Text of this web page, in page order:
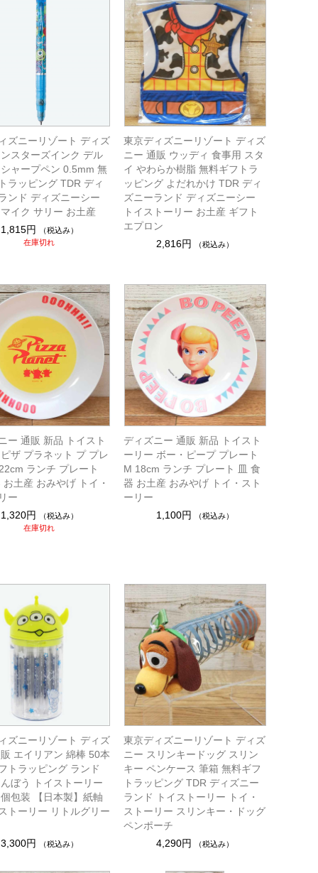
ズニーリゾート ディズ
スターズインク デル
ャープペン 0.5mm 無
ラッピング TDR ディ
ンド ディズニーシー
イク サリー お土産
1,815円
（税込み）
在庫切れ
東京ディズニーリゾート ディズ
ニー 通販 ウッディ 食事用 スタ
イ やわらか樹脂 無料ギフトラ
ッピング よだれかけ TDR ディ
ズニーランド ディズニーシー
トイストーリー お土産 ギフト
エプロン
2,816円
（税込み）
ー 通販 新品 トイスト
ザ プラネット プ プレ
ランチ プレート
土産 おみやげ トイ・
ー
1,320円
（税込み）
在庫切れ
ディズニー 通販 新品 トイスト
ーリー ボー・ピープ プレート
M 18cm ランチ プレート 皿 食
器 お土産 おみやげ トイ・スト
ーリー
1,100円
（税込み）
ズニーリゾート ディズ
エイリアン 綿棒 50本
トラッピング ランド
ぼう トイストーリー
包装 【日本製】紙軸
トーリー リトルグリー
3,300円 （税込み）
東京ディズニーリゾート ディズ
ニー スリンキードッグ スリン
キー ペンケース 筆箱 無料ギフ
トラッピング TDR ディズニー
ランド トイストーリー トイ・
ストーリー スリンキー・ドッグ
ペンポーチ
4,290円
（税込み）